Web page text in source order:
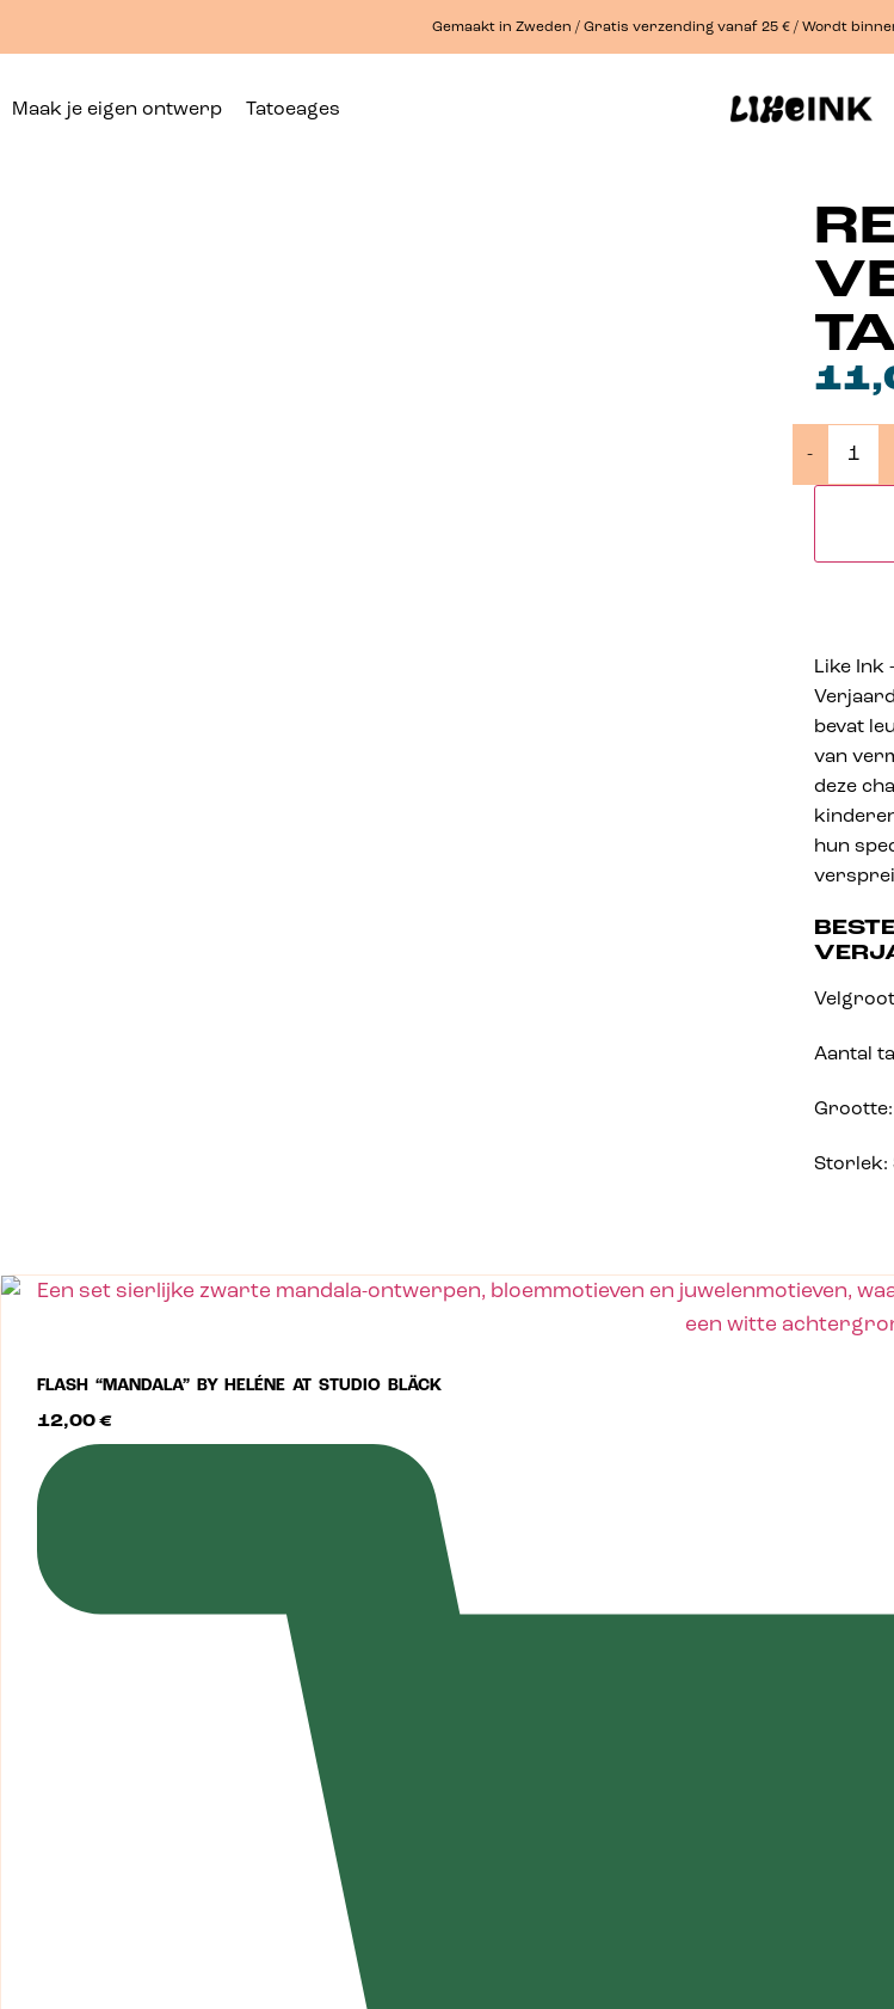
Gemaakt in Zweden / Gratis verzending vanaf 25 € / Wordt
Maak je eigen ontwerp Tatoeages
-
Like Ink
bevat
van
deze
hun
Aantal
Storlek:
FLASH “MANDALA” BY HELÉNE AT STUDIO BLÄCK
12,00 €